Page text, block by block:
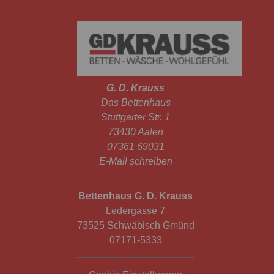
G. D. Krauss
Das Bettenhaus
Stuttgarter Str. 1
73430 Aalen
07361 69031
E-Mail schreiben
Bettenhaus G. D. Krauss
Ledergasse 7
73525 Schwäbisch Gmünd
07171-5333